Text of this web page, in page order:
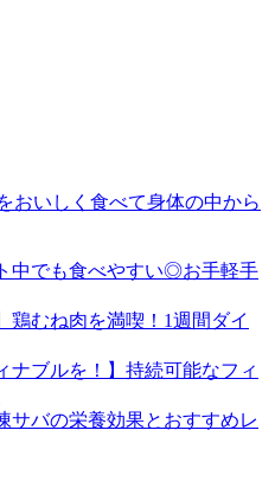
おいしく食べて身体の中から
中でも食べやすい◎お手軽手
鶏むね肉を満喫！1週間ダイ
ナブルを！】持続可能なフィ
サバの栄養効果とおすすめレ